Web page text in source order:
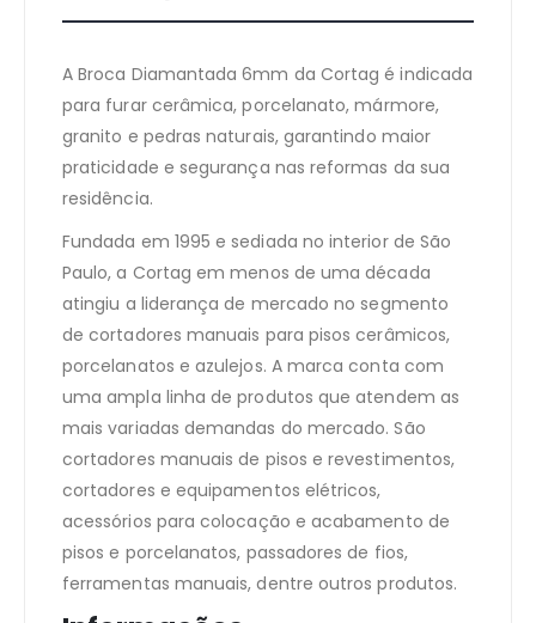
A Broca Diamantada 6mm da Cortag é indicada
para furar cerâmica, porcelanato, mármore,
granito e pedras naturais, garantindo maior
praticidade e segurança nas reformas da sua
residência.
Fundada em 1995 e sediada no interior de São
Paulo, a Cortag em menos de uma década
atingiu a liderança de mercado no segmento
de cortadores manuais para pisos cerâmicos,
porcelanatos e azulejos. A marca conta com
uma ampla linha de produtos que atendem as
mais variadas demandas do mercado. São
cortadores manuais de pisos e revestimentos,
cortadores e equipamentos elétricos,
acessórios para colocação e acabamento de
pisos e porcelanatos, passadores de fios,
ferramentas manuais, dentre outros produtos.